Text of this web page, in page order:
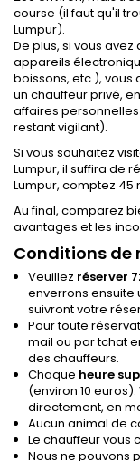
course (il faut qu'il
Lumpur).
De plus, si vous
appareils
boissons, etc.),
un chauffeur privé,
affaires
restant vigilant).
Si vous souhaitez
Lumpur, il suffira de
Lumpur, comptez 45
Au final, comparez
avantages et les
Conditions de
Veuillez réserver
enverrons ensuite
suivront votre
Pour toute
mail ou par tchat
des chauffeurs.
Chaque heure
(environ 10
directement, en
Aucun animal de
Le chauffeur vous
Nous ne pouvons